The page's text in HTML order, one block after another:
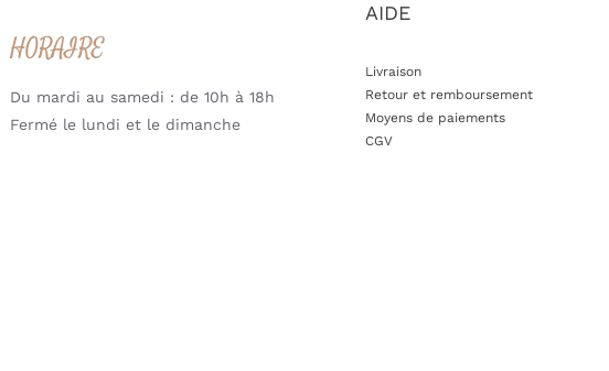
HORAIRE
Du mardi au samedi : de 10h à 18h
Fermé le lundi et le dimanche
AIDE
Livraison
Retour et remboursement
Moyens de paiements
CGV